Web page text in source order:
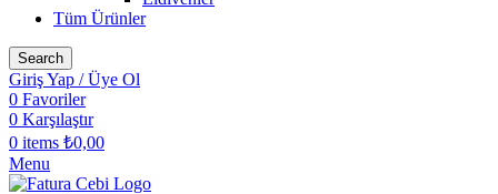
Tüm Ürünler
Search
Giriş Yap / Üye Ol
0 Favoriler
0 Karşılaştır
0 items ₺0,00
Menu